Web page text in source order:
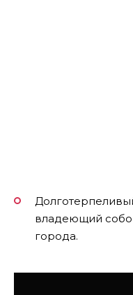
владеющий
города.